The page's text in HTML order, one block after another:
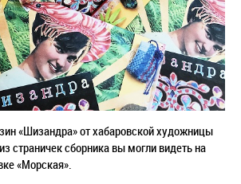
«Шизандра» от хабаровской художницы
сборника вы могли видеть на
«Морская».